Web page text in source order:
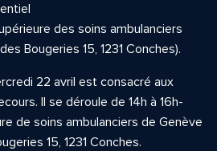
des soins ambulanciers
Bougeries 15, 1231 Conches).
22 avril est consacré aux
Il se déroule de 14h à 16h-
de soins ambulanciers de Genève
15, 1231 Conches.